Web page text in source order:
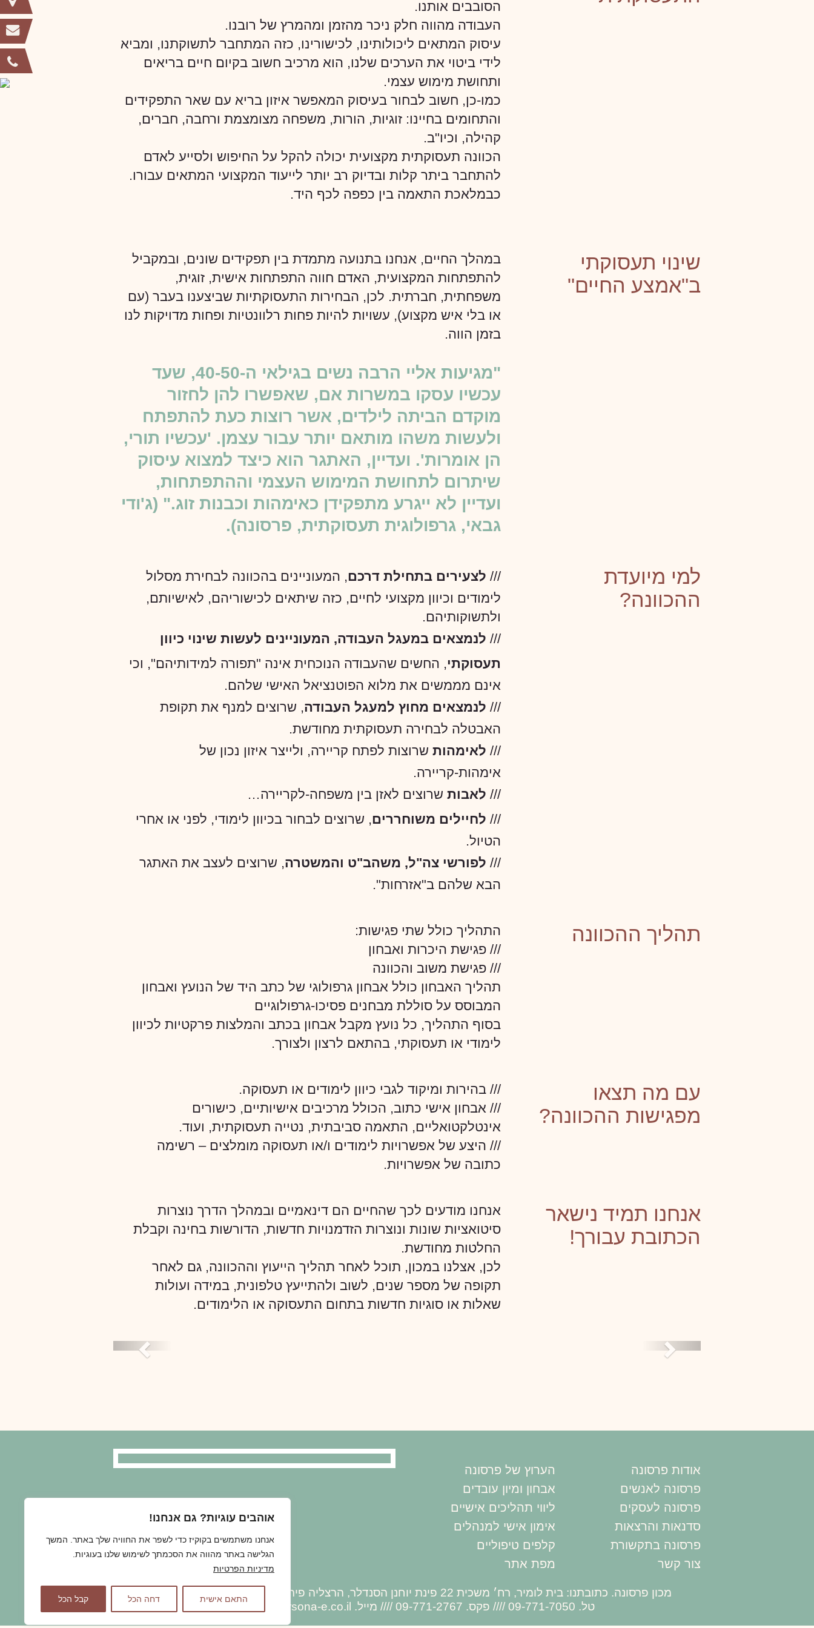
אוהבים עוגיות? גם אנחנו!
אנחנו משתמשים בקוקיז כדי לשפר את החוויה שלך באתר. המשך
הגלישה באתר מהווה את הסכמתך לשימוש שלנו בעוגיות.
מדיניות הפרטיות
התאם אישית דחה הכל קבל הכל
הסובבים אותנו.
העבודה מהווה חלק ניכר מהזמן ומהמרץ של רובנו.
עיסוק המתאים ליכולותינו, לכישורינו, כזה המתחבר לתשוקתנו, ומביא
לידי ביטוי את הערכים שלנו, הוא מרכיב חשוב בקיום חיים בריאים
ותחושת מימוש עצמי.
כמו-כן, חשוב לבחור בעיסוק המאפשר איזון בריא עם שאר התפקידים
והתחומים בחיינו: זוגיות, הורות, משפחה מצומצמת ורחבה, חברים,
קהילה, וכיו"ב.
הכוונה תעסוקתית מקצועית יכולה להקל על החיפוש ולסייע לאדם
להתחבר ביתר קלות ובדיוק רב יותר לייעוד המקצועי המתאים עבורו.
כבמלאכת התאמה בין כפפה לכף היד.
שינוי תעסוקתי
ב"אמצע החיים"
במהלך החיים, אנחנו בתנועה מתמדת בין תפקידים שונים, ובמקביל
להתפתחות המקצועית, האדם חווה התפתחות אישית, זוגית,
משפחתית, חברתית. לכן, הבחירות התעסוקתיות שביצענו בעבר (עם
או בלי איש מקצוע), עשויות להיות פחות רלוונטיות ופחות מדויקות לנו
בזמן הווה.
"מגיעות אליי הרבה נשים בגילאי ה-40-50, שעד
עכשיו עסקו במשרות אם, שאפשרו להן לחזור
מוקדם הביתה לילדים, אשר רוצות כעת להתפתח
ולעשות משהו מותאם יותר עבור עצמן. 'עכשיו תורי,
הן אומרות'. ועדיין, האתגר הוא כיצד למצוא עיסוק
שיתרום לתחושת המימוש העצמי וההתפתחות,
ועדיין לא ייגרע מתפקידן כאימהות וכבנות זוג." (ג'ודי
גבאי, גרפולוגית תעסוקתית, פרסונה).
למי מיועדת
ההכוונה?
/// לצעירים בתחילת דרכם, המעוניינים בהכוונה לבחירת מסלול
לימודים וכיוון מקצועי לחיים, כזה שיתאים לכישוריהם, לאישיותם,
ולתשוקותיהם.
///לנמצאים במעגל העבודה, המעוניינים לעשות שינוי כיוון
תעסוקתי, החשים שהעבודה הנוכחית אינה "תפורה למידותיהם", וכי
אינם מממשים את מלוא הפוטנציאל האישי שלהם.
/// לנמצאים מחוץ למעגל העבודה, שרוצים למנף את תקופת
האבטלה לבחירה תעסוקתית מחודשת.
/// לאימהותשרוצות לפתח קריירה, ולייצר איזון נכון של
אימהות-קריירה.
/// לאבותשרוצים לאזן בין משפחה-לקריירה…
/// לחיילים משוחררים, שרוצים לבחור בכיוון לימודי, לפני או אחרי
הטיול.
/// לפורשי צה"ל, משהב"ט והמשטרה, שרוצים לעצב את האתגר
הבא שלהם ב"אזרחות".
תהליך ההכוונה
התהליך כולל שתי פגישות:
/// פגישת היכרות ואבחון
/// פגישת משוב והכוונה
תהליך האבחון כולל אבחון גרפולוגי של כתב היד של הנועץ ואבחון
המבוסס על סוללת מבחנים פסיכו-גרפולוגיים
בסוף התהליך, כל נועץ מקבל אבחון בכתב והמלצות פרקטיות לכיוון
לימודי או תעסוקתי, בהתאם לרצון ולצורך.
עם מה תצאו
מפגישות ההכוונה?
/// בהירות ומיקוד לגבי כיוון לימודים או תעסוקה.
/// אבחון אישי כתוב, הכולל מרכיבים אישיותיים, כישורים
אינטלקטואליים, התאמה סביבתית, נטייה תעסוקתית, ועוד.
/// היצע של אפשרויות לימודים ו/או תעסוקה מומלצים – רשימה
כתובה של אפשרויות.
אנחנו תמיד נישאר
הכתובת עבורך!
אנחנו מודעים לכך שהחיים הם דינאמיים ובמהלך הדרך נוצרות
סיטואציות שונות ונוצרות הזדמנויות חדשות, הדורשות בחינה וקבלת
החלטות מחודשת.
לכן, אצלנו במכון, תוכל לאחר תהליך הייעוץ וההכוונה, גם לאחר
תקופה של מספר שנים, לשוב ולהתייעץ טלפונית, במידה ועולות
שאלות או סוגיות חדשות בתחום התעסוקה או הלימודים.
Previous Next
אודות פרסונה
פרסונה לאנשים
פרסונה לעסקים
סדנאות והרצאות
פרסונה בתקשורת
צור קשר
הערוץ של פרסונה
אבחון ומיון עובדים
ליווי תהליכים אישיים
אימון אישי למנהלים
קלפים טיפוליים
מפת אתר
מכון פרסונה. כתובתנו: בית לומיר, רח׳ משכית 22 פינת יוחנן הסנדלר, הרצליה פיתוח, ת.ח. 12760, מיקוד 46733
טל. 09-771-7050 //// פקס. 09-771-2767 //// מייל.
persona@persona-e.co.il